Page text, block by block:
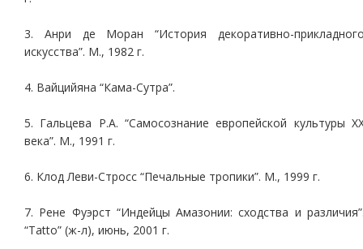
3. Анри де Моран “История декоративно-
искусства”. М., 1982 г.
4. Вайцийяна “Кама-Сутра”.
5. Гальцева Р.А. “Самосознание европейской культуры
века”. М., 1991 г.
6. Клод Леви-Стросс “Печальные тропики”. М., 1999 г.
7. Рене Фуэрст “Индейцы Амазонии: сходства и
“Tatto” (ж-л), июнь, 2001 г.